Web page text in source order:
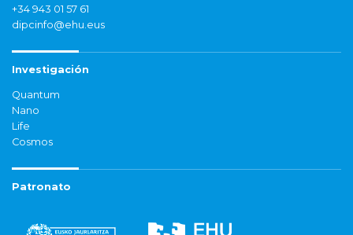
+34 943 01 57 61
dipcinfo@ehu.eus
Investigación
Quantum
Nano
Life
Cosmos
Patronato